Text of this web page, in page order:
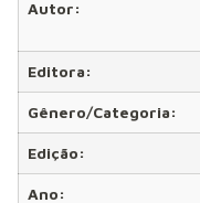
Autor:
Editora:
Gênero/Categoria:
Edição:
Ano: